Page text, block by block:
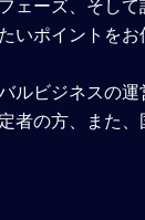
ェーズ、そし
いポイントをお
ルビジネスの
者の方、また